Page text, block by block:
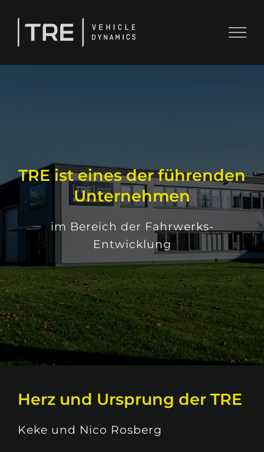
Inhalt
springen
TRE ist eines der führenden
Unternehmen
im Bereich der Fahrwerks-
Entwicklung
Herz und Ursprung der TRE
Keke und Nico Rosberg